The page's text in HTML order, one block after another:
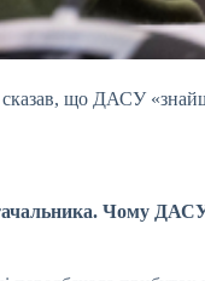
що ДАСУ
Чому ДАСУ